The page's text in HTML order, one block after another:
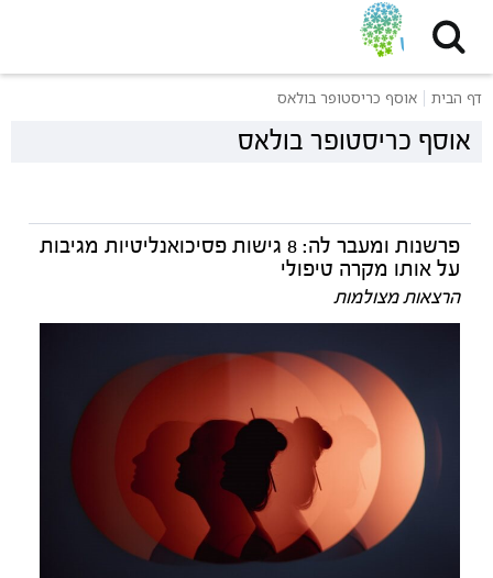
דף הבית אוסף כריסטופר בולאס
אוסף כריסטופר בולאס
פרשנות ומעבר לה: 8 גישות פסיכואנליטיות מגיבות
על אותו מקרה טיפולי
הרצאות מצולמות